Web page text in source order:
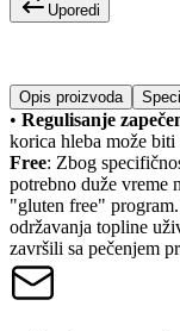
Uporedi
Opis proizvoda
• Regulisanje
korica hleba može biti
Free: Zbog
potrebno duže vreme
"gluten free" program.
održavanja topline
završili sa pečenjem